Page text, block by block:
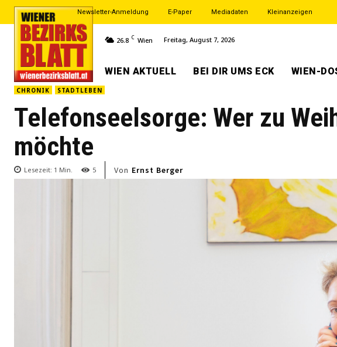
Newsletter-Anmeldung E-Paper Mediadaten Kleinanzeigen
26.8 C Wien Freitag, August 7, 2026
WIEN AKTUELL BEI DIR UMS ECK WIEN-
CHRONIK STADTLEBEN
Telefonseelsorge: Wer zu
möchte
Lesezeit: 1 Min. 5 Von Ernst Berger